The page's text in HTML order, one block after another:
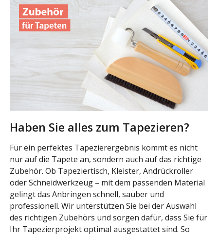
Haben Sie alles zum Tapezieren?
Für ein perfektes Tapezierergebnis kommt es nicht
nur auf die Tapete an, sondern auch auf das richtige
Zubehör. Ob Tapeziertisch, Kleister, Andrückroller
oder Schneidwerkzeug – mit dem passenden Material
gelingt das Anbringen schnell, sauber und
professionell. Wir unterstützen Sie bei der Auswahl
des richtigen Zubehörs und sorgen dafür, dass Sie für
Ihr Tapezierprojekt optimal ausgestattet sind. So